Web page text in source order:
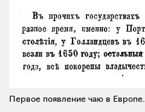
Первое появление чаю в Европе.